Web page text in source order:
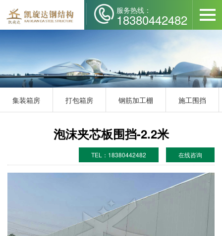
服务热线：
18380442482
集装箱房 打包箱房 钢筋加工棚 施工围挡
泡沫夹芯板围挡-2.2米
在线咨询
TEL：18380442482